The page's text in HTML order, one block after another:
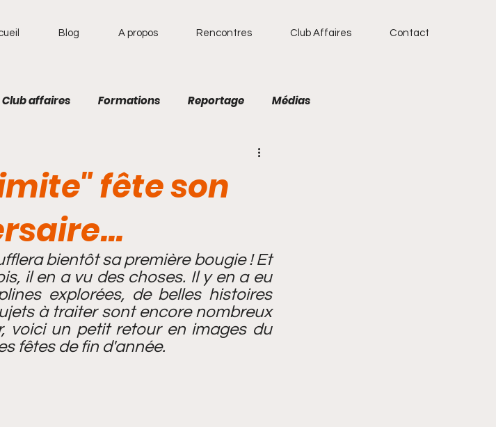
Blog A propos Rencontres Club Affaires Contact
Club affaires Formations Reportage Médias
Natation
fête son
bientôt sa première bougie ! Et
il en a vu des choses. Il y en a eu
explorées, de belles histoires
à traiter sont encore nombreux
voici un petit retour en images du
fêtes de fin d'année.